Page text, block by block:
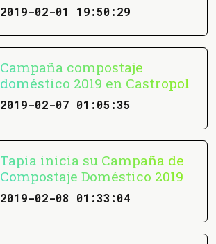
2019-02-01 19:50:29
Campaña compostaje
doméstico 2019 en Castropol
2019-02-07 01:05:35
Tapia inicia su Campaña de
Compostaje Doméstico 2019
2019-02-08 01:33:04